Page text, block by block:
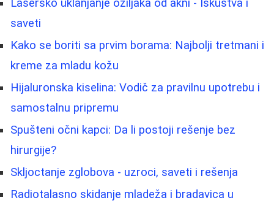
Lasersko uklanjanje ožiljaka od akni - Iskustva i
saveti
Kako se boriti sa prvim borama: Najbolji tretmani i
kreme za mladu kožu
Hijaluronska kiselina: Vodič za pravilnu upotrebu i
samostalnu pripremu
Spušteni očni kapci: Da li postoji rešenje bez
hirurgije?
Skljoctanje zglobova - uzroci, saveti i rešenja
Radiotalasno skidanje mladeža i bradavica u